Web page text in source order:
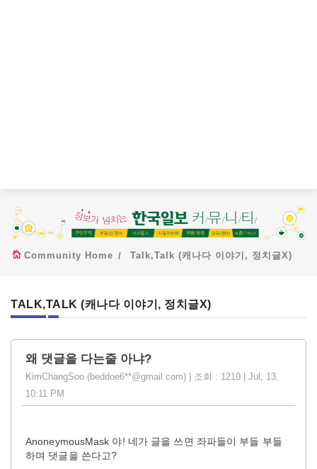
Community Home Talk,Talk (캐나다 이야기, 정치글X)
TALK,TALK (캐나다 이야기, 정치글X)
왜 댓글을 다는줄 아냐?
KimChangSoo (beddoe6**@gmail.com) | 조회 : 1210 | Jul, 13,
10:11 PM
AnoneymousMask 야! 네가 글을 쓰면 좌파들이 부들 부들
하며 댓글을 쓴다고?